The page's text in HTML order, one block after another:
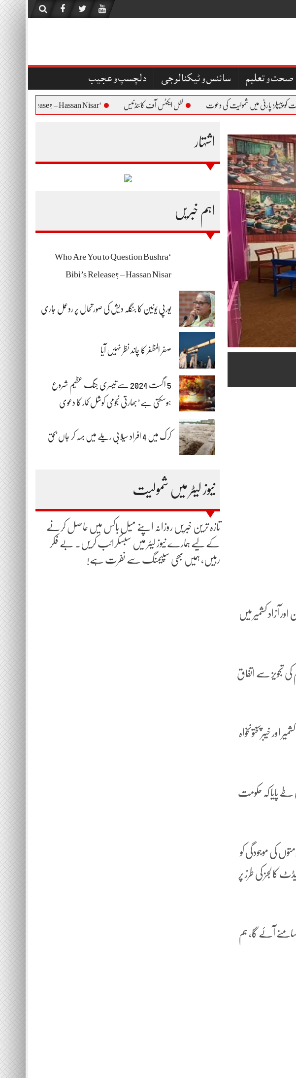
صحت و تعلیم سائنس و ٹیکنالوجی دلچسپ و عجیب
پارٹی میں شمولیت کی دعوت لٹل ایکٹس آف کائنڈنیس
اشتہار
اہم خبریں
‘Who Are You to Question Bushra
Bibi’s Release? – Hassan Nisar
یورپی یونین کا بنگلہ دیش کی صورتحال پر ردعمل جاری
صفر المظفر کا چاند نظر نہیں آیا
5 اگست 2024 سے تیسری جنگ عظیم شروع
ہوسکتی ہے’بھارتی نجومی کوشل کمار کا دعوی
کرک میں 4 افراد سیلابی ریلے میں بہہ کر جاں بحق
نیوز لیٹر میں شمولیت
تازہ ترین خبریں روزانہ اپنے میل باکس میں حاصل کرنے
کے لیے ہمارے نیوز لیٹر میں سبسکرائب کریں۔ بے فکر
رہیں، ہمیں بھی سپیمنگ سے نفرت ہے!
آزاد کشمیر میں
تجویز سے اتفاق
خیبرپختونخواہ
طے پایا کہ حکومت
کی موجودگی کو
کالجز کی طرز پر
آئے گا، ہم